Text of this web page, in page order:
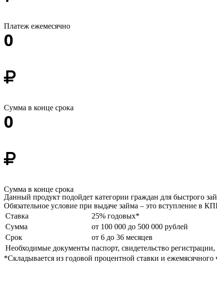
Платеж ежемесячно
0
Сумма в конце срока
0
Сумма в конце срока
Данный продукт подойдет категории граждан для быстрого
Обязательное условие при выдаче займа – это вступление
Ставка
25% годовых*
Сумма
от 100 000 до 500 000 рублей
Срок
от 6 до 36 месяцев
Необходимые документы паспорт, свидетельство
*Складывается из годовой процентной ставки и ежемясячного